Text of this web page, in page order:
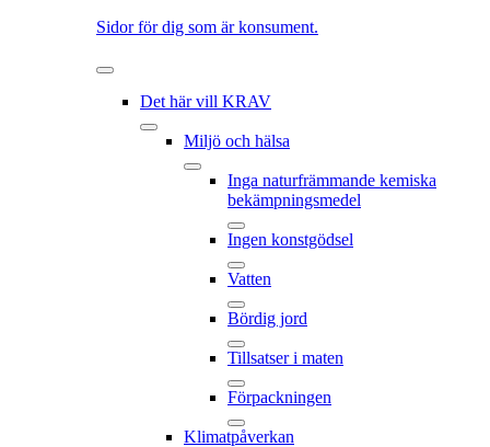
Sidor för dig som är konsument.
Det här vill KRAV
Miljö och hälsa
Inga naturfrämmande kemiska
bekämpningsmedel
Ingen konstgödsel
Vatten
Bördig jord
Tillsatser i maten
Förpackningen
Klimatpåverkan